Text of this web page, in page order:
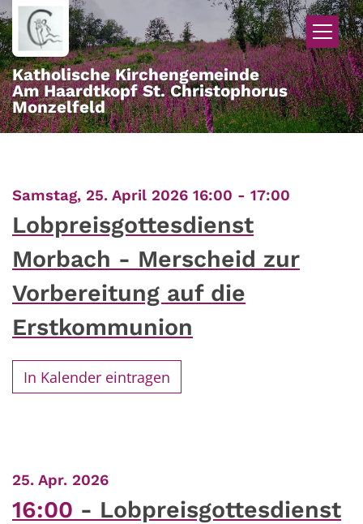
Zum Inhalt springen
Katholische Kirchengemeinde
Am Haardtkopf St. Christophorus
Monzelfeld
Samstag, 25. April 2026 16:00 - 17:00
Lobpreisgottesdienst
Morbach - Merscheid zur
Vorbereitung auf die
Erstkommunion
In Kalender eintragen
25. Apr. 2026:
16:00
Lobpreisgottesdienst